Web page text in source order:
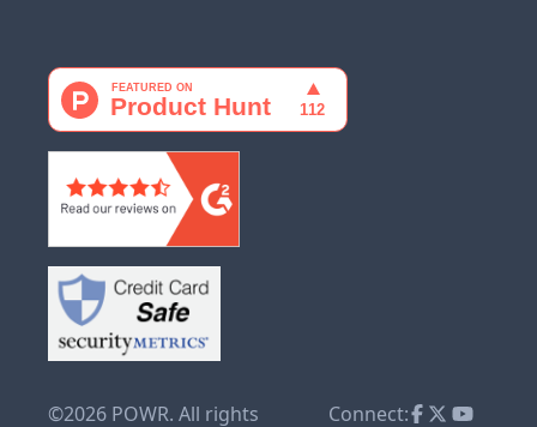
©2026 POWR. All rights Connect: